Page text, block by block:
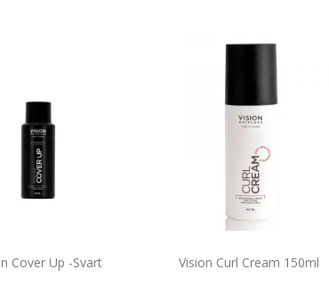
Cover Up -Svart Vision Curl Cream 150ml